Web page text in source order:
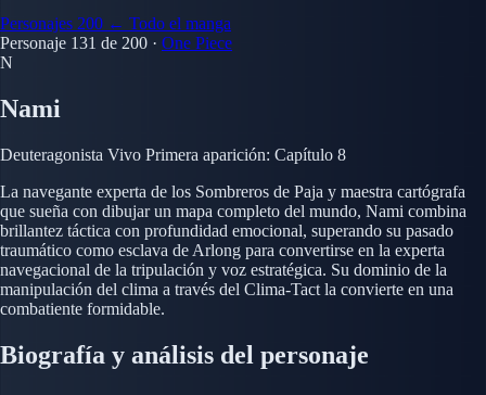
Personajes 200 ← Todo el manga
Personaje 131 de 200 · One Piece
N
Nami
Deuteragonista Vivo Primera aparición: Capítulo 8
La navegante experta de los Sombreros de Paja y maestra cartógrafa
que sueña con dibujar un mapa completo del mundo, Nami combina
brillantez táctica con profundidad emocional, superando su pasado
traumático como esclava de Arlong para convertirse en la experta
navegacional de la tripulación y voz estratégica. Su dominio de la
manipulación del clima a través del Clima-Tact la convierte en una
combatiente formidable.
Biografía y análisis del personaje